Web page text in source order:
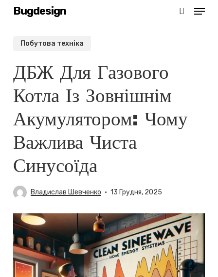
SkipBugdesign Menu
Побутова техніка
ДБЖ Для Газового
Котла Із Зовнішнім
Акумулятором: Чому
Важлива Чиста
Синусоїда
Владислав Шевченко 13 Грудня, 2025